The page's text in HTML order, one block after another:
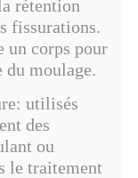
rétention
fissurations.
un corps pour
du moulage.
utilisés
des
ou
le traitement